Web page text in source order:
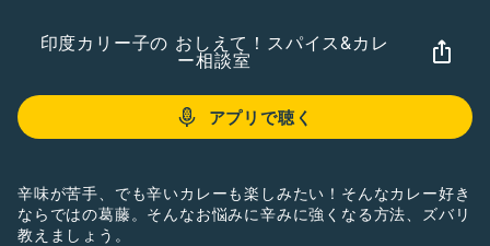
印度カリー子の おしえて！スパイス&カレ
ー相談室
アプリで聴く
辛味が苦手、でも辛いカレーも楽しみたい！そんなカレー好き
ならではの葛藤。そんなお悩みに辛みに強くなる方法、ズバリ
教えましょう。